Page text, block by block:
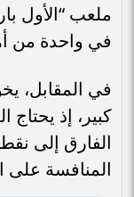
ملعب “الأول
في واحدة من
في المقابل،
كبير، إذ
الفارق إلى
المنافسة على